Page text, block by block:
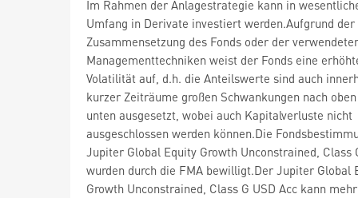
Im Rahmen der Anlagestrategie kann in
Umfang in Derivate investiert werden.Aufgrund der
Zusammensetzung des Fonds oder der
Managementtechniken weist der Fonds eine
Volatilität auf, d.h. die Anteilswerte sind auch
kurzer Zeiträume großen Schwankungen nach
unten ausgesetzt, wobei auch Kapitalverluste nicht
ausgeschlossen werden können.Die
Jupiter Global Equity Growth Unconstrained, Class
wurden durch die FMA bewilligt.Der Jupiter Global
Growth Unconstrained, Class G USD Acc kann